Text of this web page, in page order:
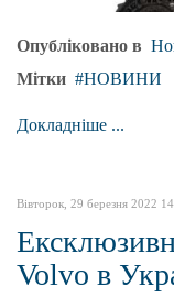
Опубліковано в
Мітки
НОВИНИ
Докладніше ...
Вівторок, 29 березня 2022
Volvo в